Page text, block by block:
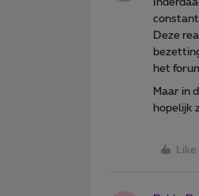
Deze
het
Maar in
hopelijk
Like